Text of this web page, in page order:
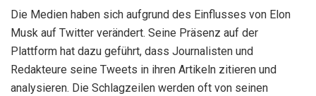
Die Medien haben sich aufgrund des Einflusses von Elon
Musk auf Twitter verändert. Seine Präsenz auf der
Plattform hat dazu geführt, dass Journalisten und
Redakteure seine Tweets in ihren Artikeln zitieren und
analysieren. Die Schlagzeilen werden oft von seinen